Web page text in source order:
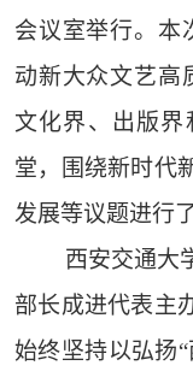
会议室举行。本
动新大众文艺高
文化界、出版
堂，围绕新时代
发展等议题进行
西安交通大
部长成进代表主
始终坚持以弘扬